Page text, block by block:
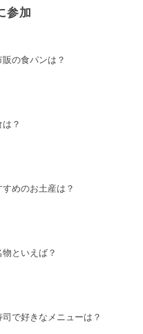
参加
の食パンは？
？
めのお土産は？
といえば？
で好きなメニューは？